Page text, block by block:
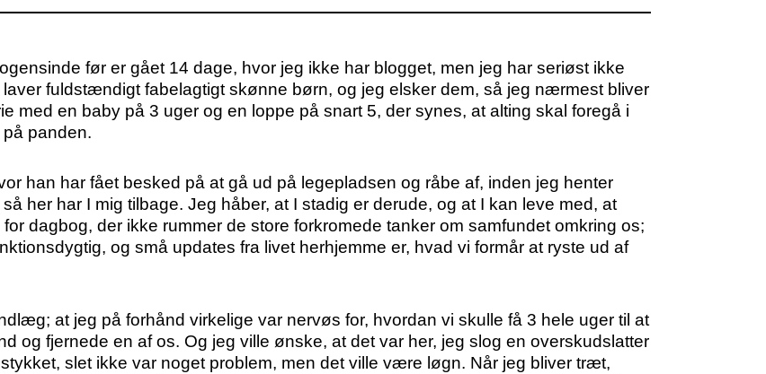
før er gået 14 dage, hvor jeg ikke har blogget, men jeg har seriøst ikke
fuldstændigt fabelagtigt skønne børn, og jeg elsker dem, så jeg nærmest bliver
med en baby på 3 uger og en loppe på snart 5, der synes, at alting skal foregå i
panden.
han har fået besked på at gå ud på legepladsen og råbe af, inden jeg henter
her har I mig tilbage. Jeg håber, at I stadig er derude, og at I kan leve med, at
dagbog, der ikke rummer de store forkromede tanker om samfundet omkring os;
og små updates fra livet herhjemme er, hvad vi formår at ryste ud af
at jeg på forhånd virkelige var nervøs for, hvordan vi skulle få 3 hele uger til at
og fjernede en af os. Og jeg ville ønske, at det var her, jeg slog en overskudslatter
slet ikke var noget problem, men det ville være løgn. Når jeg bliver træt,